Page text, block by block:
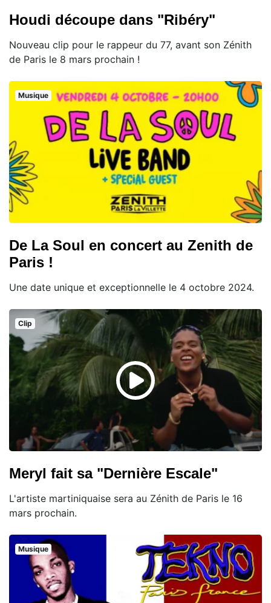
Houdi découpe dans "Ribéry"
Nouveau clip pour le rappeur du 77, avant son Zénith
de Paris le 8 mars prochain !
Musique
De La Soul en concert au Zenith de
Paris !
Une date unique et exceptionnelle le 4 octobre 2024.
Clip
Meryl fait sa "Dernière Escale"
L'artiste martiniquaise sera au Zénith de Paris le 16
mars prochain.
Musique